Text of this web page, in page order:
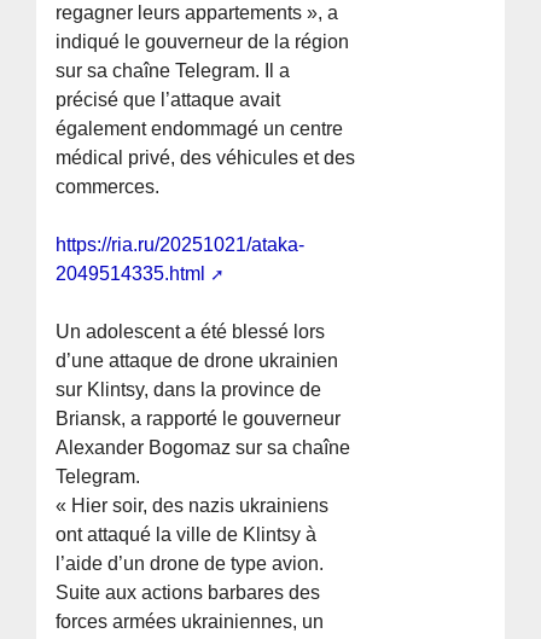
regagner leurs appartements », a
indiqué le gouverneur de la région
sur sa chaîne Telegram. Il a
précisé que l’attaque avait
également endommagé un centre
médical privé, des véhicules et des
commerces.
https://ria.ru/20251021/ataka-
2049514335.html
Un adolescent a été blessé lors
d’une attaque de drone ukrainien
sur Klintsy, dans la province de
Briansk, a rapporté le gouverneur
Alexander Bogomaz sur sa chaîne
Telegram.
« Hier soir, des nazis ukrainiens
ont attaqué la ville de Klintsy à
l’aide d’un drone de type avion.
Suite aux actions barbares des
forces armées ukrainiennes, un